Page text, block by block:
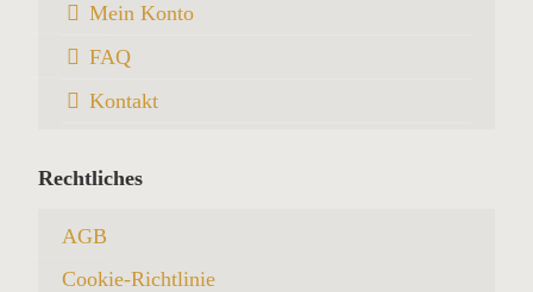
Mein Konto
FAQ
Kontakt
Rechtliches
AGB
Cookie-Richtlinie